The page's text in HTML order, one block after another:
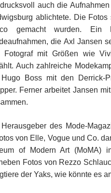
auch die
ablichtete. Die
gemacht wurden. Ein
die Axl Jansen
Fotograf mit Größen wie
Auch zahlreiche
Boss mit den Derrick-
Ferner arbeitet Jansen
des Mode-
von Elle, Vogue und Co.
of Modern Art (MoMA)
Fotos von Rezzo
der Yaks, wie könnte es